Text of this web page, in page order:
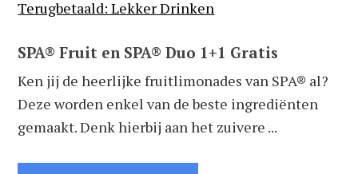
SPA® Fruit en SPA® Duo 1+1 Gratis
Ken jij de heerlijke fruitlimonades van SPA® al?
Deze worden enkel van de beste ingrediënten
gemaakt. Denk hierbij aan het zuivere ...